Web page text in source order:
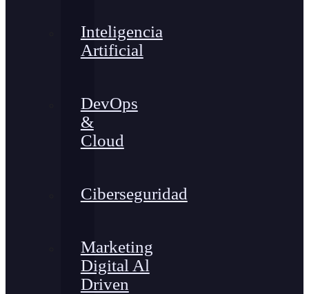
Inteligencia
Artificial
DevOps
&
Cloud
Ciberseguridad
Marketing
Digital Al
Driven